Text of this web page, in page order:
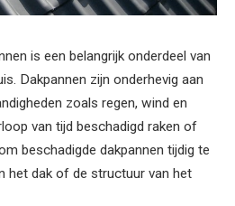
is een belangrijk onderdeel van
Dakpannen zijn onderhevig aan
zoals regen, wind en
van tijd beschadigd raken of
beschadigde dakpannen tijdig te
het dak of de structuur van het